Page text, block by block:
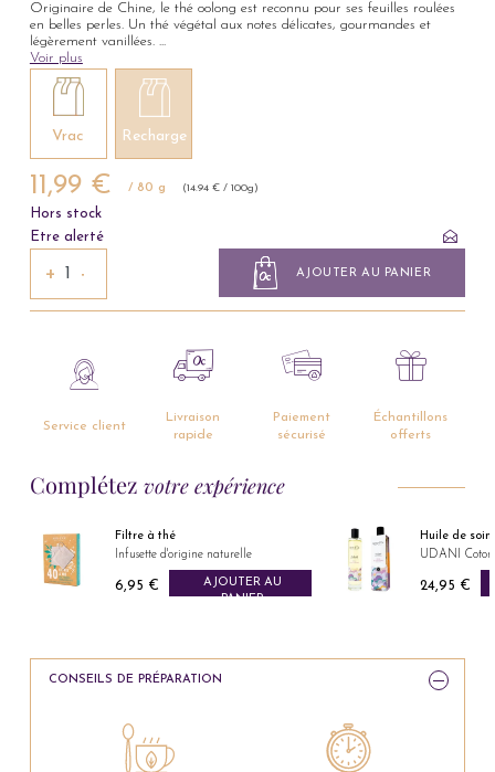
Originaire de Chine, le thé oolong est reconnu pour ses feuilles roulées
en belles perles. Un thé végétal aux notes délicates, gourmandes et
légèrement vanillées. ...
Voir plus
Vrac Recharge
11,99 € / 80 g (14.94 € / 100g)
Hors stock
Etre alerté
AJOUTER AU PANIER
+ −
Service client
Livraison
rapide
Paiement
sécurisé
Échantillons
offerts
Complétez votre expérience
Filtre à thé
Infusette d'origine naturelle
Prix
6,95 €
AJOUTER AU
PANIER
Huile de soin
UDANI
Prix
24,95 €
CONSEILS DE PRÉPARATION